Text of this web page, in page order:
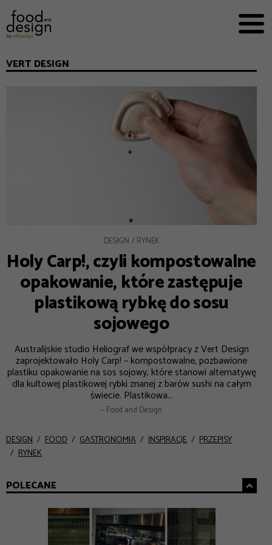


EKSPERCI
FOOD WORKING
E-BOOKI
VERT DESIGN
DESIGN RYNEK
Holy Carp!, czyli kompostowalne
opakowanie, które zastępuje
plastikową rybkę do sosu
sojowego
Australijskie studio Heliograf we współpracy z Vert Design
zaprojektowało Holy Carp! – kompostowalne, pozbawione
plastiku opakowanie na sos sojowy, które stanowi alternatywę
dla kultowej plastikowej rybki znanej z barów sushi na całym
świecie. Plastikowa...
– Food and Design
DESIGN FOOD GASTRONOMIA INSPIRACJE
PRZEPISY
RYNEK
POLECANE